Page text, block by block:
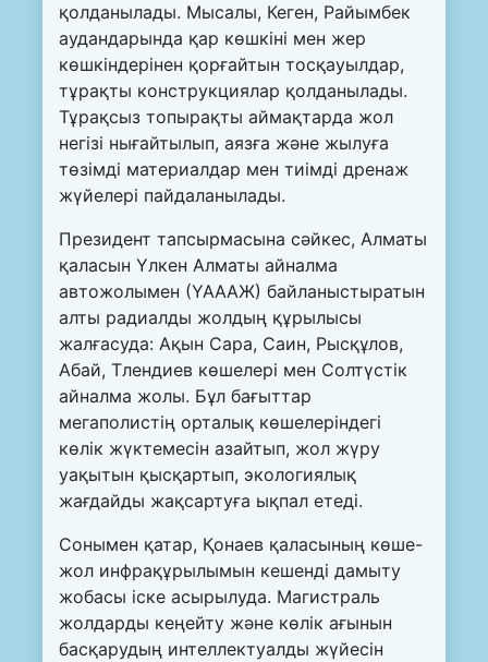
қолданылады. Мысалы, Кеген, Райымбек
аудандарында қар көшкіні мен жер
көшкіндерінен қорғайтын тосқауылдар,
тұрақты конструкциялар қолданылады.
Тұрақсыз топырақты аймақтарда жол
негізі нығайтылып, аязға және жылуға
төзімді материалдар мен тиімді дренаж
жүйелері пайдаланылады.
Президент тапсырмасына сәйкес, Алматы
қаласын Үлкен Алматы айналма
автожолымен (ҮАААЖ) байланыстыратын
алты радиалды жолдың құрылысы
жалғасуда: Ақын Сара, Саин, Рысқұлов,
Абай, Тлендиев көшелері мен Солтүстік
айналма жолы. Бұл бағыттар
мегаполистің орталық көшелеріндегі
көлік жүктемесін азайтып, жол жүру
уақытын қысқартып, экологиялық
жағдайды жақсартуға ықпал етеді.
Сонымен қатар, Қонаев қаласының көше-
жол инфрақұрылымын кешенді дамыту
жобасы іске асырылуда. Магистраль
жолдарды кеңейту және көлік ағынын
басқарудың интеллектуалды жүйесін